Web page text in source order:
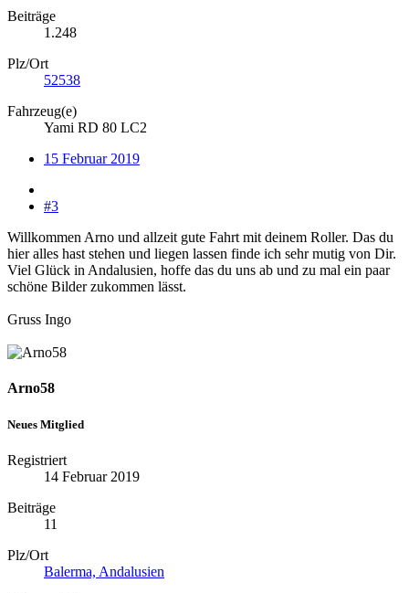
Beiträge
1.248
Plz/Ort
52538
Fahrzeug(e)
Yami RD 80 LC2
15 Februar 2019
#3
Willkommen Arno und allzeit gute Fahrt mit deinem Roller. Das du
hier alles hast stehen und liegen lassen finde ich sehr mutig von Dir.
Viel Glück in Andalusien, hoffe das du uns ab und zu mal ein paar
schöne Bilder zukommen lässt.
Gruss Ingo
Arno58
Neues Mitglied
Registriert
14 Februar 2019
Beiträge
11
Plz/Ort
Balerma, Andalusien